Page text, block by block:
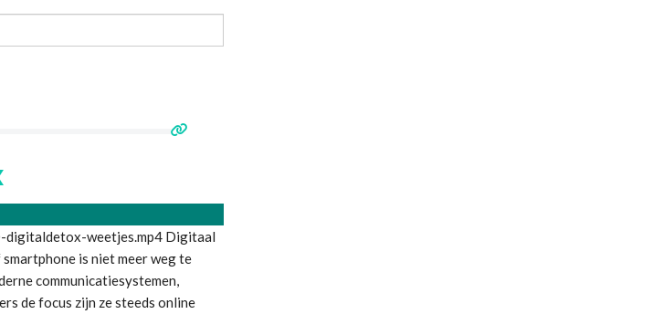
weetjes.mp4 Digitaal
is niet meer weg te
communicatiesystemen,
de focus zijn ze steeds online